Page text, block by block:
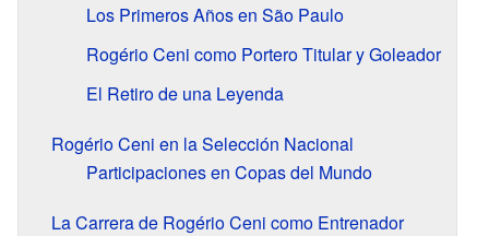
Los Primeros Años en São Paulo
Rogério Ceni como Portero Titular y Goleador
El Retiro de una Leyenda
Rogério Ceni en la Selección Nacional
Participaciones en Copas del Mundo
La Carrera de Rogério Ceni como Entrenador